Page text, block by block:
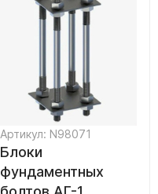
Артикул: N98071
Блоки
фундаментных